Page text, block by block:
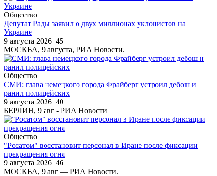
Общество
Депутат Рады заявил о двух миллионах уклонистов на
Украине
9 августа 2026 45
МОСКВА, 9 августа, РИА Новости.
Общество
СМИ: глава немецкого города Фрайберг устроил дебош и
ранил полицейских
9 августа 2026 40
БЕРЛИН, 9 авг - РИА Новости.
Общество
"Росатом" восстановит персонал в Иране после фиксации
прекращения огня
9 августа 2026 46
МОСКВА, 9 авг — РИА Новости.